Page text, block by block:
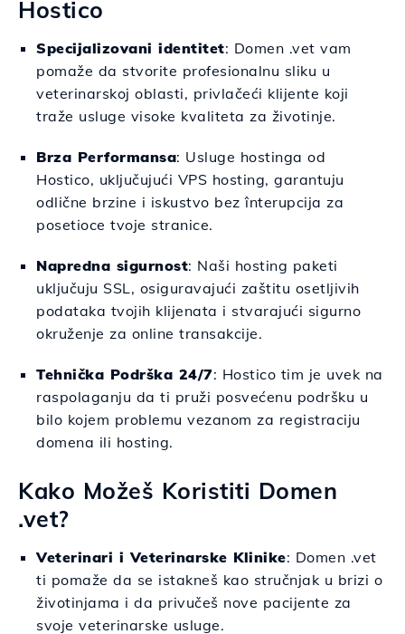
Hostico
Specijalizovani identitet: Domen .vet vam
pomaže da stvorite profesionalnu sliku u
veterinarskoj oblasti, privlačeći klijente koji
traže usluge visoke kvaliteta za životinje.
Brza Performansa: Usluge hostinga od
Hostico, uključujući VPS hosting, garantuju
odlične brzine i iskustvo bez înterupcija za
posetioce tvoje stranice.
Napredna sigurnost: Naši hosting paketi
uključuju SSL, osiguravajući zaštitu osetljivih
podataka tvojih klijenata i stvarajući sigurno
okruženje za online transakcije.
Tehnička Podrška 24/7: Hostico tim je uvek na
raspolaganju da ti pruži posvećenu podršku u
bilo kojem problemu vezanom za registraciju
domena ili hosting.
Kako Možeš Koristiti Domen
.vet?
Veterinari i Veterinarske Klinike: Domen .vet
ti pomaže da se istakneš kao stručnjak u brizi o
životinjama i da privučeš nove pacijente za
svoje veterinarske usluge.